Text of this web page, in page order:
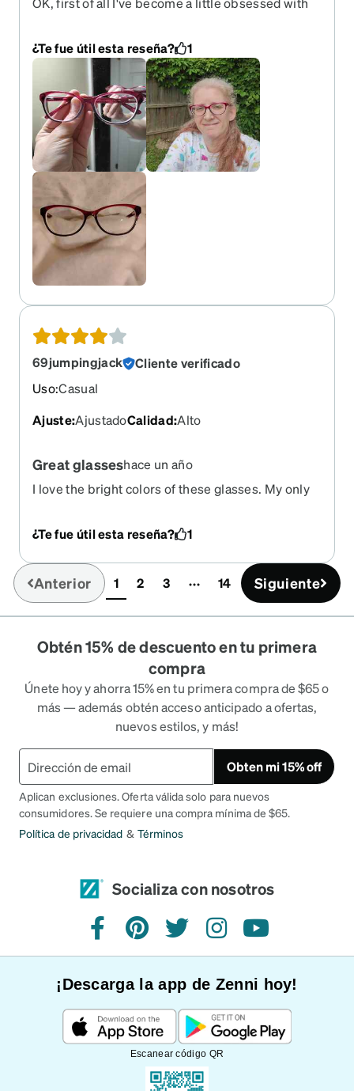
huge selection make it nearly impossible to not
buy more !! This beautiful Magenta/Purple pair is
one of my newest pair and as usual I'M IN LOVE !!
So cute and so comfortable and the lenses are
perfect !! Seems to be very high quality also and
very clear visionaly and the lenses aren't too thick
!! I tried the 1.59 polycarbonate lenses in this pair
and can't tell any difference in clarity and they are
thinner than the 1.61 high index lenses !! I love my
new glasses and highly recommend this company
and their beautiful glasses !! Thank you Zenni
(again) for making it affordable to own multiple
pairs of beautiful glasses !! Happy Customer for
life !!
¿Te fue útil esta reseña? 1
69jumpingjack
Cliente verificado
Uso:Casual
Ajuste:AjustadoCalidad:Alto
Great glasseshace un año
I love the bright colors of these glasses. My only
be more comfortable. I got the eye q lenses and
¿Te fue útil esta reseña? 1
Anterior 1(current)
2 3 14 Siguiente
Obtén 15% de descuento en tu primera
compra
Únete hoy y ahorra 15% en tu primera compra de $65 o
más — además obtén acceso anticipado a ofertas,
nuevos estilos, y más!
Obten mi 15% off
Aplican exclusiones. Oferta válida solo para nuevos
consumidores. Se requiere una compra mínima de $65.
Política de privacidad & Términos
Socializa con nosotros
FacebookPinterestTwitterInstagramYouTube
¡Descarga la app de Zenni hoy!
Escanear código QR